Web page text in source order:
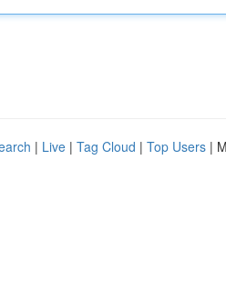
| Live | Tag Cloud | Top Users |